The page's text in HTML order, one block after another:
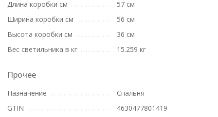
Длина коробки см
57 см
Ширина коробки см
56 см
Высота коробки см
36 см
Вес светильника в кг
15.259 кг
Прочее
Назначение
Спальня
GTIN
4630477801419